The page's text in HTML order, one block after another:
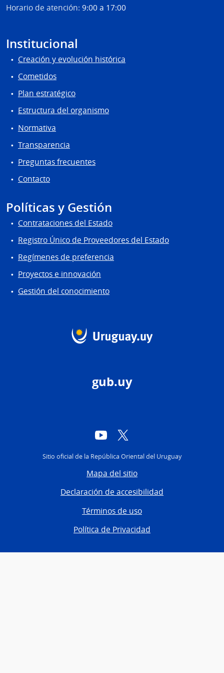
Horario de atención: 9:00 a 17:00
Institucional
Creación y evolución histórica
Cometidos
Plan estratégico
Estructura del organismo
Normativa
Transparencia
Preguntas frecuentes
Contacto
Políticas y Gestión
Contrataciones del Estado
Registro Único de Proveedores del Estado
Regímenes de preferencia
Proyectos e innovación
Gestión del conocimiento
gub.uy
YouTube
Sitio oficial de la República Oriental del Uruguay
Mapa del sitio
Declaración de accesibilidad
Términos de uso
Política de Privacidad